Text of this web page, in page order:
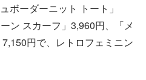
ボーダーニット トート」
ン スカーフ」3,960円、「メ
円で、レトロフェミニン